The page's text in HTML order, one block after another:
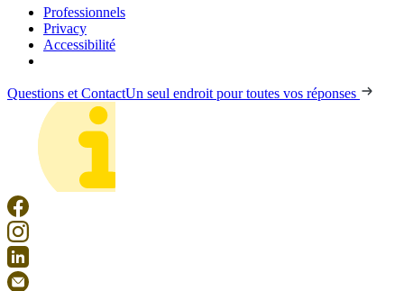
Professionnels
Privacy
Accessibilité
Questions et ContactUn seul endroit pour toutes vos réponses